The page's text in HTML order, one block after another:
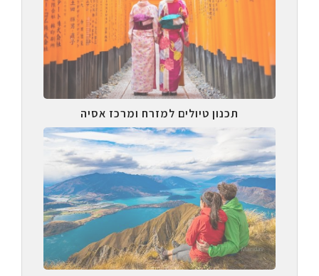
תכנון טיולים למזרח ומרכז אסיה